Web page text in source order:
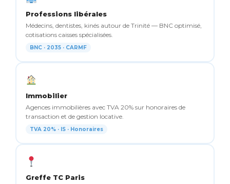
Professions libérales
Médecins, dentistes, kinés autour de Trinité — BNC optimisé,
cotisations caisses spécialisées.
BNC · 2035 · CARMF
Immobilier
Agences immobilières avec TVA 20% sur honoraires de
transaction et de gestion locative.
TVA 20% · IS · Honoraires
Greffe TC Paris